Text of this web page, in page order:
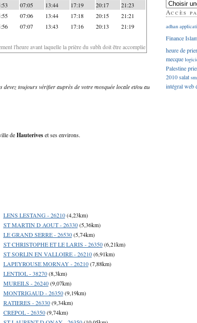
07:05 13:44 17:19 20:17 21:23
07:06 13:44 17:18 20:15 21:21
07:07 13:43 17:16 20:13 21:19
l'heure avant laquelle la prière du subh doit être accomplie
toujours vérifier auprès de votre mosquée locale et/ou au
deHauteriveset ses environs.
LENS LESTANG - 26210(4,23km)
ST MARTIN D AOUT - 26330(5,36km)
LE GRAND SERRE - 26530(5,74km)
ST CHRISTOPHE ET LE LARIS - 26350(6,21km)
ST SORLIN EN VALLOIRE - 26210(6,91km)
LAPEYROUSE MORNAY - 26210(7,88km)
LENTIOL - 38270(8,3km)
MUREILS - 26240(9,07km)
MONTRIGAUD - 26350(9,19km)
RATIERES - 26330(9,34km)
CREPOL - 26350(9,74km)
Accès
adhan
Finance
heure de
mecque
Palestine
2010salat
intégralweb